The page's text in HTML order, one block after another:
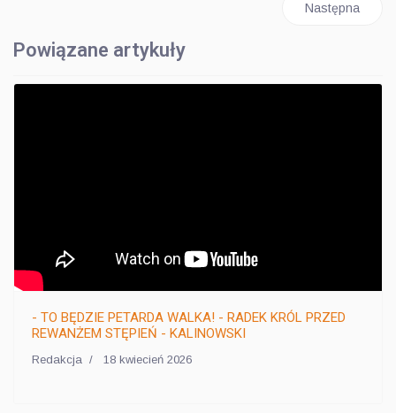
Następna
Następna
Powiązane artykuły
- TO BĘDZIE PETARDA WALKA! - RADEK KRÓL PRZED
REWANŻEM STĘPIEŃ - KALINOWSKI
Redakcja 18 kwiecień 2026